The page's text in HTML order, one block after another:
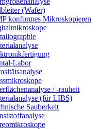
(Wafer)
konformes Mikroskopieren
Labor
/ -rauheit
(für LIBS)
Sauberkeit